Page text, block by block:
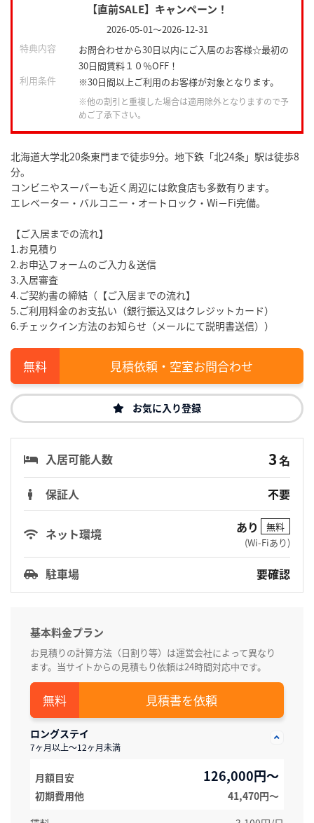
【直前SALE】キャンペーン！
2026-05-01～2026-12-31
特典内容
お問合わせから30日以内にご入居のお客様☆最初の
30日間賃料１０％OFF！
利用条件
※30日間以上ご利用のお客様が対象となります。
※他の割引と重複した場合は適用除外となりますので予
めご了承下さい。
北海道大学北20条東門まで徒歩9分。地下鉄「北24条」駅は徒歩8
分。
コンビニやスーパーも近く周辺には飲食店も多数有ります。
エレベーター・バルコニー・オートロック・Wi－Fi完備。
【ご入居までの流れ】
1.お見積り
2.お申込フォームのご入力＆送信
3.入居審査
4.ご契約書の締結（【ご入居までの流れ】
5.ご利用料金のお支払い（銀行振込又はクレジットカード）
6.チェックイン方法のお知らせ（メールにて説明書送信））
見積依頼・空室お問合わせ
お気に入り登録
入居可能人数 3名
保証人
不要
ネット環境 あり
無料
(Wi-Fiあり)
駐車場 要確認
基本料金プラン
お見積りの計算方法（日割り等）は運営会社によって異なり
ます。当サイトからの見積もり依頼は24時間対応中です。
見積書を依頼
ロングステイ
7ヶ月以上～12ヶ月未満
月額目安 126,000円～
初期費用他
41,470円〜